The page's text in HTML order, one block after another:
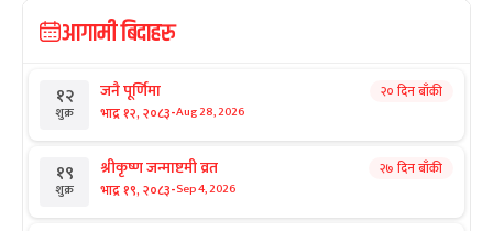
आगामी बिदाहरु
१२
शुक्र
जनै पूर्णिमा
भाद्र १२, २०८३-Aug 28, 2026
२० दिन बाँकी
१९
शुक्र
श्रीकृष्ण जन्माष्टमी व्रत
भाद्र १९, २०८३-Sep 4, 2026
२७ दिन बाँकी